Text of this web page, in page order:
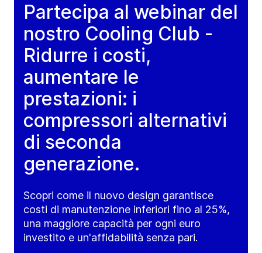
Partecipa al webinar del
nostro Cooling Club -
Ridurre i costi,
aumentare le
prestazioni: i
compressori alternativi
di seconda
generazione.
Scopri come il nuovo design garantisce
costi di manutenzione inferiori fino al 25%,
una maggiore capacità per ogni euro
investito e un'affidabilità senza pari.